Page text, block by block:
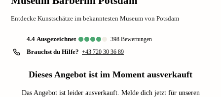
Entdecke Kunstschätze im bekanntesten Museum von Potsdam
4.4 ausgezeichnet 398 Bewertungen
Brauchst du Hilfe? +43 720 30 36 89
Dieses Angebot ist im Moment ausverkauft
Das Angebot ist leider ausverkauft. Melde dich jetzt für unseren